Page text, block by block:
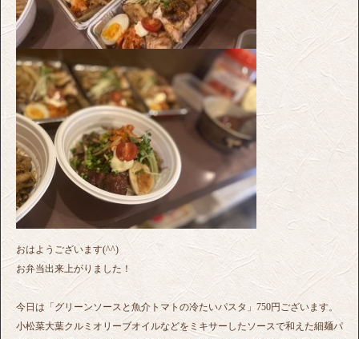
おはようございます(^^)
お弁当出来上がりました！
今日は「グリーンソースと魚介トマトの冷たいパスタ」750円ございます。
小松菜大葉クルミオリーブオイルなどをミキサーしたソースで和えた細麺パ